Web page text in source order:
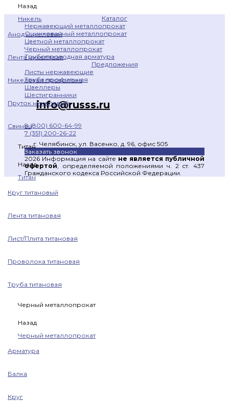
Назад
Никель
Анод никелевый
Лента никелевая
Никелевая проволока
Пруток никелевый
Свинец
Титан
Назад
Титан
Круг титановый
Лента титановая
Лист/Плита титановая
Проволока титановая
Труба титановая
Черный металлопрокат
Назад
Черный металлопрокат
Арматура
Балка
Круг
Каталог
Нержавеющий металлопрокат
Оцинкованный металлопрокат
Цветной металлопрокат
Черный металлопрокат
Трубопроводная арматура
Предложения
Листы нержавеющие
Труба профильная
Швеллеры
Шестигранники
info@russs.ru
8 (800) 600-64-99
7 (351) 200-26-22
г. Челябинск, ул. Васенко, д. 96, офис 505
Заказать звонок
2026 Информация на сайте не является публичной
офертой , определяемой положениями ч. 2 ст. 437
Гражданского кодекса Российской Федерации.